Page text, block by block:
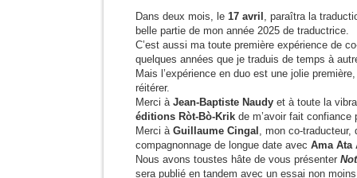
Dans deux mois, le 17 avril , paraîtra la
belle partie de mon année 2025 de traductrice.
C’est aussi ma toute première expérience de
quelques années que je traduis de temps à
Mais l’expérience en duo est une jolie
réitérer.
Merci à Jean-Baptiste Naudy et à toute la
éditions Ròt-Bò-Krik de m’avoir fait confiance
Merci à Guillaume Cingal , mon co-traducteur,
compagnonnage de longue date avec Ama Ata
Nous avons toustes hâte de vous présenter
sera publié en tandem avec un essai non